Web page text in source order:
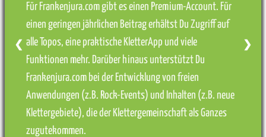
Für Frankenjura.com gibt es einen Premium-Account. Für
einen geringen jährlichen Beitrag erhältst Du Zugriff auf
alle Topos, eine praktische KletterApp und viele
Funktionen mehr. Darüber hinaus unterstützt Du
Frankenjura.com bei der Entwicklung von freien
Anwendungen (z.B. Rock-Events) und Inhalten (z.B. neue
Klettergebiete), die der Klettergemeinschaft als Ganzes
zugutekommen.
❮ ❯